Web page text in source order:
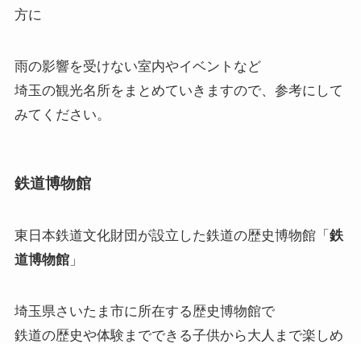
方に
雨の影響を受けない室内やイベントなど
埼玉の観光名所をまとめていきますので、参考にして
みてください。
鉄道博物館
東日本鉄道文化財団が設立した鉄道の歴史博物館「 鉄
道博物館」
埼玉県さいたま市に所在する歴史博物館で
鉄道の歴史や体験までできる子供から大人まで楽しめ